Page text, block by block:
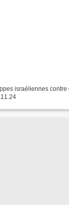
israéliennes